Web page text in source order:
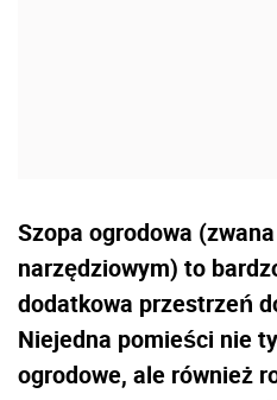
Szopa ogrodowa
narzędziowym) to
dodatkowa przestrzeń
Niejedna pomieści nie
ogrodowe, ale również